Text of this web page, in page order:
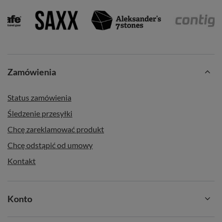
Zamówienia
Status zamówienia
Śledzenie przesyłki
Chcę zareklamować produkt
Chcę odstąpić od umowy
Kontakt
Konto